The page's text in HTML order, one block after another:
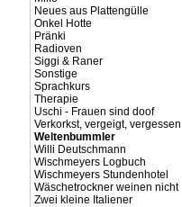
Neues aus Plattengülle
Onkel Hotte
Pränki
Radioven
Siggi & Raner
Sonstige
Sprachkurs
Therapie
Uschi - Frauen sind doof
Verkorkst, vergeigt, vergessen
Weltenbummler
Willi Deutschmann
Wischmeyers Logbuch
Wischmeyers Stundenhotel
Wäschetrockner weinen nicht
Zwei kleine Italiener